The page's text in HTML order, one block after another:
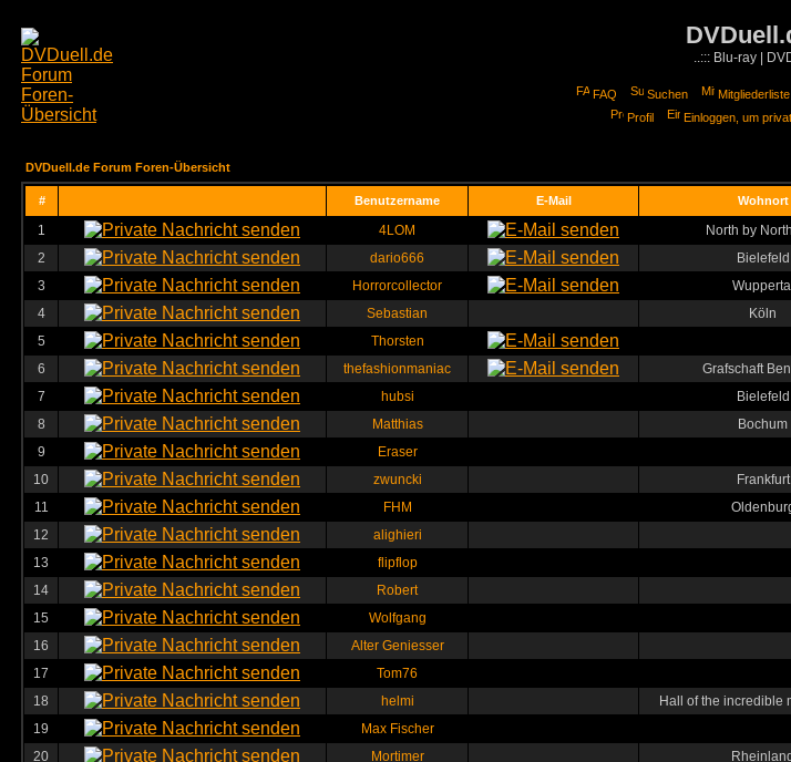
..::: Blu-ray |
FAQ Suchen Mitgliederliste
Profil
Einloggen, um
DVDuell.de Forum Foren-Übersicht
# Benutzername E-Mail Wohnort
1 4LOM North by
2
dario666 Bielefeld
3
Horrorcollector Wuppertal
4
Sebastian Köln
5
Thorsten
6
thefashionmaniac Grafschaft
7
hubsi Bielefeld
8
Matthias Bochum
9
Eraser
10
zwuncki Frankfurt
11
FHM
12
alighieri
13
flipflop
14
Robert
15
Wolfgang
16
Alter Geniesser
17
Tom76
18
helmi Hall of the incredible
19
Max Fischer
20
Mortimer Rheinland